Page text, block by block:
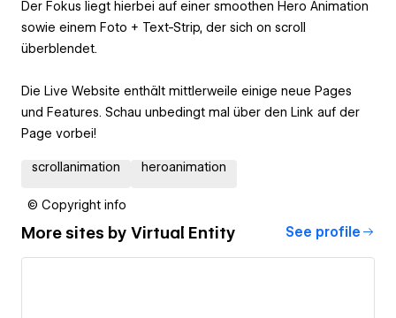
Der Fokus liegt hierbei auf einer smoothen Hero Animation
sowie einem Foto + Text-Strip, der sich on scroll
überblendet.
Die Live Website enthält mittlerweile einige neue Pages
und Features. Schau unbedingt mal über den Link auf der
Page vorbei!
scrollanimation heroanimation
© Copyright info
More sites by Virtual Entity See profile